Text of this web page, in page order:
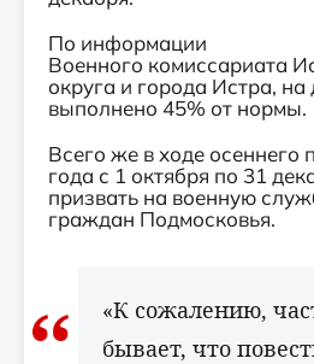
По информации
Военного комиссариата
округа и города Истра,
выполнено 45% от нормы.
Всего же в ходе осеннего
года с 1 октября по 31
призвать на военную
граждан Подмосковья.
«К сожалению,
бывает, что